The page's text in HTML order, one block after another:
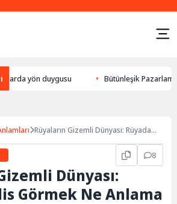
duygusu Bütünleşik Pazarlama:
Rüyaların Gizemli Dünyası: Rüyada
8
Dünyası:
Görmek Ne Anlama